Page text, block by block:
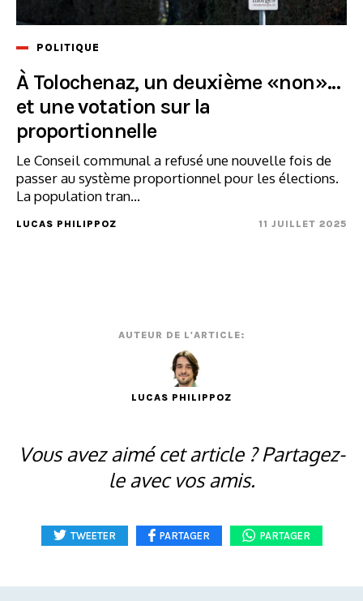
POLITIQUE
À Tolochenaz, un deuxième «non»...
et une votation sur la
proportionnelle
Le Conseil communal a refusé une nouvelle fois de
passer au système proportionnel pour les élections.
La population tran...
LUCAS PHILIPPOZ 11 JUILLET 2025
AUTEUR DE L'ARTICLE:
LUCAS PHILIPPOZ
Vous avez aimé cet article ? Partagez-
le avec vos amis.
TWEETER PARTAGER PARTAGER